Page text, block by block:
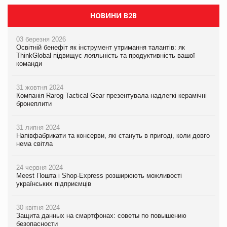
НОВИНИ B2B
03 березня 2026
Освітній бенефіт як інструмент утримання талантів: як
ThinkGlobal підвищує лояльність та продуктивність вашої
команди
31 жовтня 2024
Компанія Rarog Tactical Gear презентувала надлегкі керамічні
бронеплити
31 липня 2024
Напівфабрикати та консерви, які стануть в пригоді, коли довго
нема світла
24 червня 2024
Meest Пошта і Shop-Express розширюють можливості
українських підприємців
30 квітня 2024
Защита данных на смартфонах: советы по повышению
безопасности